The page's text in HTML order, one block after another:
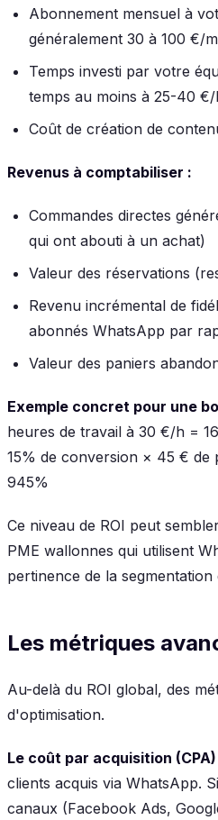
Abonnement mensuel à
généralement 30 à 100 €/
Temps investi par votre
temps au moins à 25-40 €/
Coût de création de
Revenus à comptabiliser :
Commandes directes
qui ont abouti à un achat)
Valeur des réservations
Revenu incrémental de
abonnés WhatsApp par
Valeur des paniers
Exemple concret pour une
heures de travail à 30 €/h =
15% de conversion × 45 € de
945%
Ce niveau de ROI peut
PME wallonnes qui utilisent
pertinence de la
Les métriques
Au-delà du ROI global, des
d'optimisation.
Le coût par acquisition (CPA)
clients acquis via WhatsApp.
canaux (Facebook Ads,